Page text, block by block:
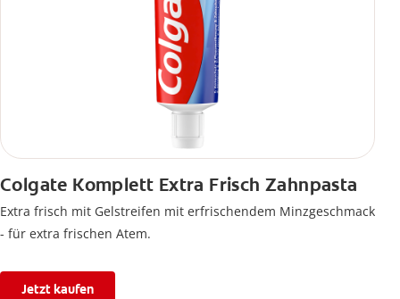
Colgate Komplett Extra Frisch Zahnpasta
Extra frisch mit Gelstreifen mit erfrischendem Minzgeschmack
- für extra frischen Atem.
Jetzt kaufen